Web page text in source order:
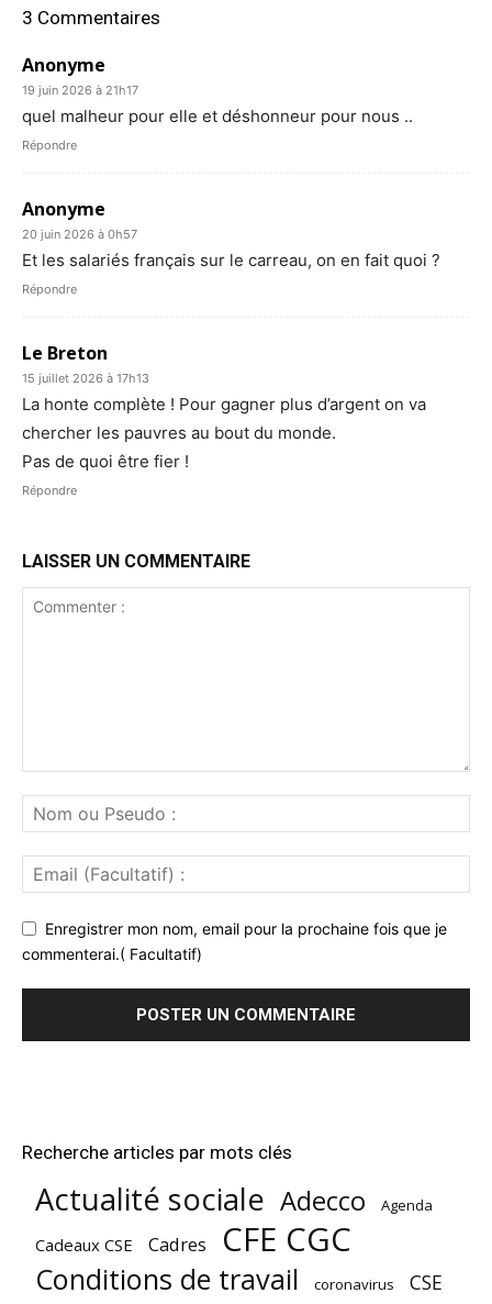
3 Commentaires
Anonyme
19 juin 2026 à 21h17
quel malheur pour elle et déshonneur pour nous ..
Répondre
Anonyme
20 juin 2026 à 0h57
Et les salariés français sur le carreau, on en fait quoi ?
Répondre
Le Breton
15 juillet 2026 à 17h13
La honte complète ! Pour gagner plus d’argent on va
chercher les pauvres au bout du monde.
Pas de quoi être fier !
Répondre
LAISSER UN COMMENTAIRE
Enregistrer mon nom, email pour la prochaine fois que je
commenterai.( Facultatif)
Recherche articles par mots clés
Actualité sociale Adecco Agenda
Cadeaux CSE Cadres CFE CGC
Conditions de travail coronavirus CSE